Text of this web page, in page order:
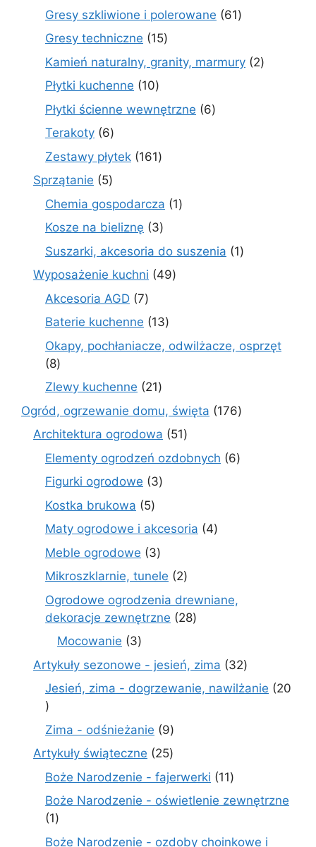
produktów
Gresy szkliwione i polerowane 6161
Gresy techniczne 1515
produktów
Kamień naturalny, granity, marmury 22
Płytki kuchenne 1010
produktów
Płytki ścienne wewnętrzne 66
Terakoty 66
produktów
Zestawy płytek 161161
Sprzątanie 55
produktów
Chemia gospodarcza 11
Kosze na bieliznę 33
produkty
Suszarki, akcesoria do suszenia 11
Wyposażenie kuchni 4949
Akcesoria AGD 77
produktów
Baterie kuchenne 1313
produktów
Okapy, pochłaniacze, odwilżacze, osprzęt
88
produktów
Zlewy kuchenne 2121
produktów
Ogród, ogrzewanie domu, święta 176176
Architektura ogrodowa 5151
produktów
Elementy ogrodzeń ozdobnych 66
Figurki ogrodowe 33
Kostka brukowa 55
produktów
Maty ogrodowe i akcesoria 44
Meble ogrodowe 33
produkty
Mikroszklarnie, tunele 22
produkty
Ogrodowe ogrodzenia drewniane,
dekoracje zewnętrzne
2828
Mocowanie 33
produkty
Artykuły sezonowe - jesień, zima 3232
produkty
Jesień, zima - dogrzewanie, nawilżanie
20
20
produktów
Zima - odśnieżanie 99
produktów
Artykuły świąteczne 2525
produktów
Boże Narodzenie - fajerwerki 1111
produktów
Boże Narodzenie - oświetlenie zewnętrzne
11
produkt
Boże Narodzenie - ozdoby choinkowe i